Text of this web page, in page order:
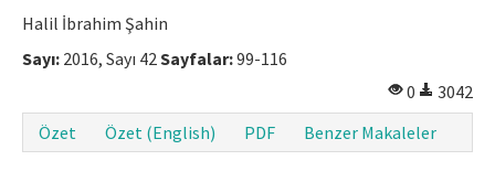
Halil İbrahim Şahin
Sayı: 2016, Sayı 42 Sayfalar:99-116
0
3042
Özet
Özet (English) PDF Benzer Makaleler